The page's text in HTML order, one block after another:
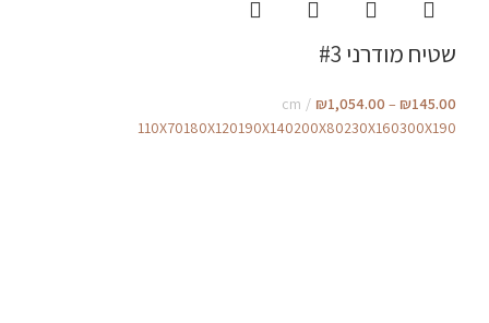
שטיח מודרני #3
₪145.00
–
₪1,054.00
cm
110X70180X120190X140200X80230X160300X190